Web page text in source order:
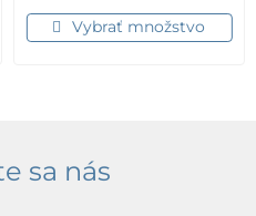
Vybrať množstvo
sa nás